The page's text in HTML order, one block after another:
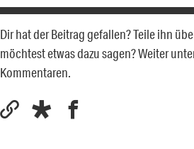
Dir hat der Beitrag gefallen? Teile ihn
möchtest etwas dazu sagen? Weiter
Kommentaren.